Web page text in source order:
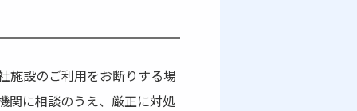
設のご利用をお断りする場
関に相談のうえ、厳正に対処